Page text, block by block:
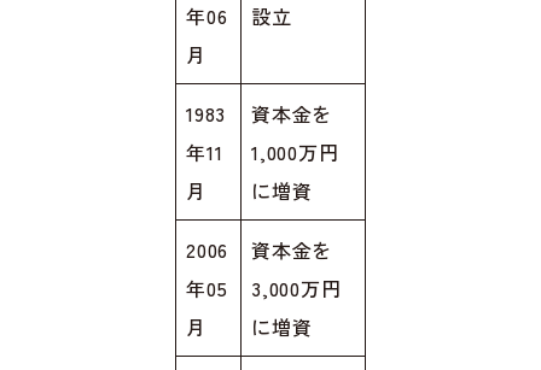
年06
月
設立
1983
年11
月
資本金を
1,000万円
に増資
2006
年05
月
資本金を
3,000万円
に増資